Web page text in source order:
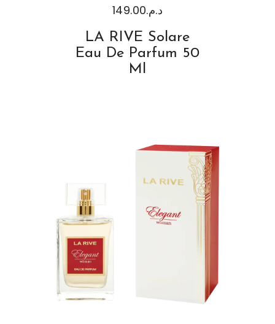
د.م.149.00
LA RIVE Solare
Eau De Parfum 50
Ml